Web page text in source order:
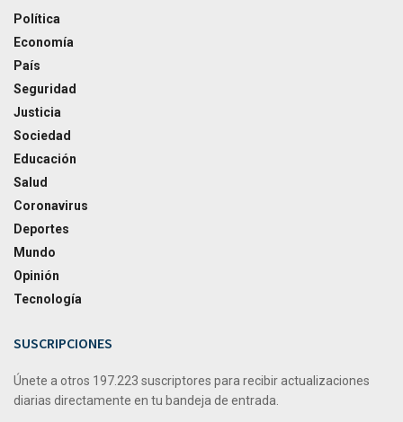
Política
Economía
País
Seguridad
Justicia
Sociedad
Educación
Salud
Coronavirus
Deportes
Mundo
Opinión
Tecnología
SUSCRIPCIONES
Únete a otros 197.223 suscriptores para recibir actualizaciones
diarias directamente en tu bandeja de entrada.